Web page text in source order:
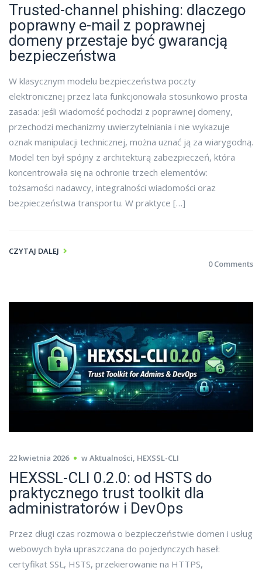
Trusted-channel phishing: dlaczego
poprawny e-mail z poprawnej
domeny przestaje być gwarancją
bezpieczeństwa
W klasycznym modelu bezpieczeństwa poczty
elektronicznej przez lata funkcjonowała stosunkowo prosta
zasada: jeśli wiadomość pochodzi z poprawnej domeny,
przechodzi mechanizmy uwierzytelniania i nie wykazuje
oznak manipulacji technicznej, można uznać ją za wiarygodną.
Model ten był spójny z architekturą zabezpieczeń, która
koncentrowała się na ochronie trzech elementów:
tożsamości nadawcy, integralności wiadomości oraz
bezpieczeństwa transportu. W praktyce […]
CZYTAJ DALEJ
0 Comments
22 kwietnia 2026 wAktualności, HEXSSL-CLI
HEXSSL-CLI 0.2.0: od HSTS do
praktycznego trust toolkit dla
administratorów i DevOps
Przez długi czas rozmowa o bezpieczeństwie domen i usług
webowych była upraszczana do pojedynczych haseł:
certyfikat SSL, HSTS, przekierowanie na HTTPS,